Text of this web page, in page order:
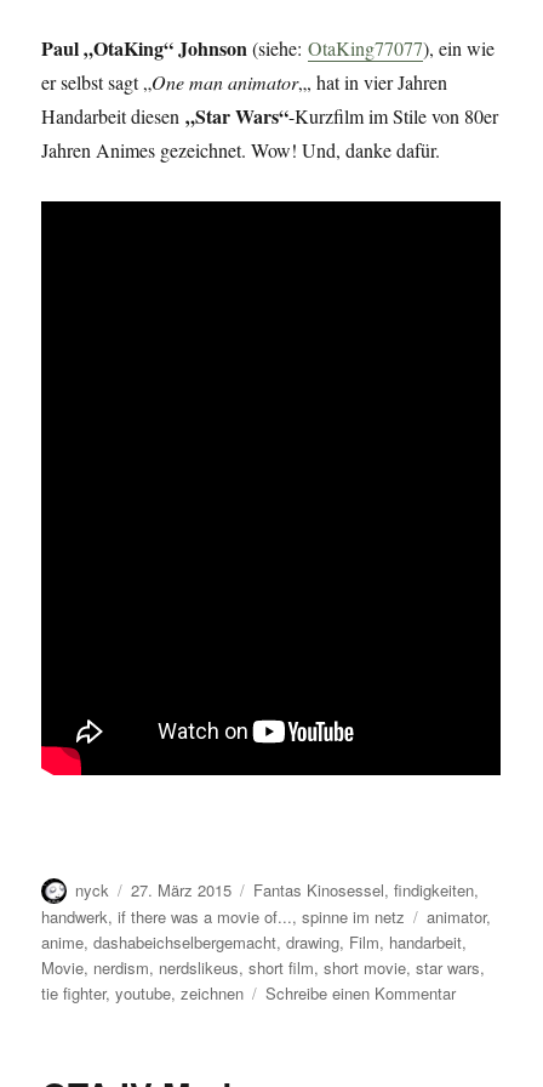
erzählt.
Paul „OtaKing“ Johnson(siehe:OtaKing77077), ein wie
er selbst sagt „One man animator„, hat in vier Jahren
Handarbeit diesen„Star Wars“-Kurzfilm im Stile von 80er
Jahren Animes gezeichnet. Wow! Und, danke dafür.
Autor
nyck
Veröffentlicht
am
27. März 2015 Kategorien
Fantas Kinosessel,findigkeiten,
handwerk,if there was a movie of...,spinne im netz Schlagwörter
animator,
anime,dashabeichselbergemacht,drawing, Film, handarbeit,
Movie, nerdism, nerdslikeus,short film,short movie,star wars,
tie fighter,youtube,zeichnen Schreibe einen Kommentarzu